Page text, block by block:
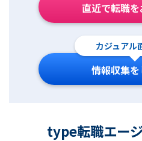
直近で転職
カジュアル
情報収集
type転職エー